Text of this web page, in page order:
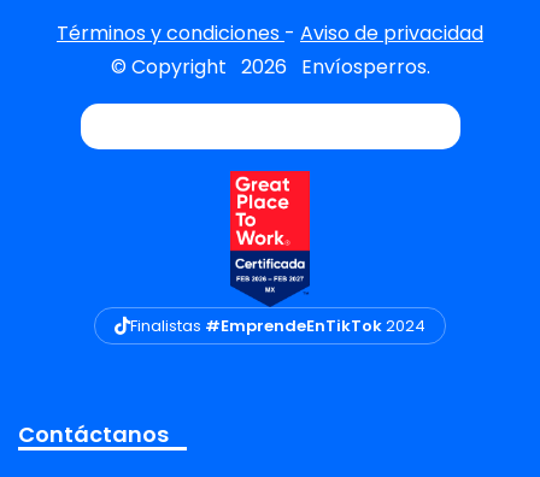
Términos y condiciones - Aviso de privacidad
© Copyright 2026 Envíosperros.
Finalistas #EmprendeEnTikTok2024
Contáctanos